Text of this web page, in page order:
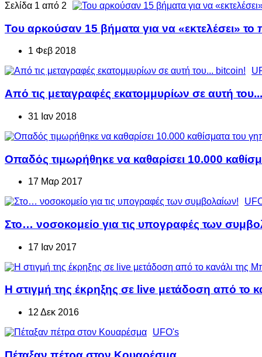
Σελίδα 1 από 2
Του αρκούσαν 15 βήματα για να «εκτελέσει» το
1 Φεβ 2018
Από τις μεταγραφές εκατομμυρίων σε αυτή
31 Ιαν 2018
Οπαδός τιμωρήθηκε να καθαρίσει 10.000
17 Μαρ 2017
Στο… νοσοκομείο για τις υπογραφές των
17 Ιαν 2017
Η στιγμή της έκρηξης σε live μετάδοση από το
12 Δεκ 2016
UFO's